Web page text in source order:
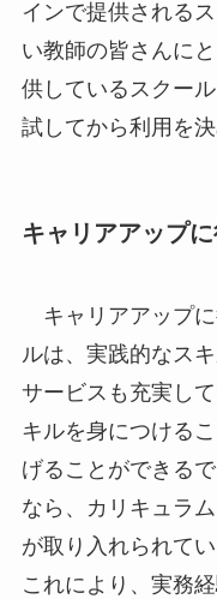
インで提供される
い教師の皆さんに
供しているスクー
試してから利用を
キャリアアップ
キャリアアップ
ルは、実践的なス
サービスも充実し
キルを身につける
げることができる
なら、カリキュラ
が取り入れられて
これにより、実務